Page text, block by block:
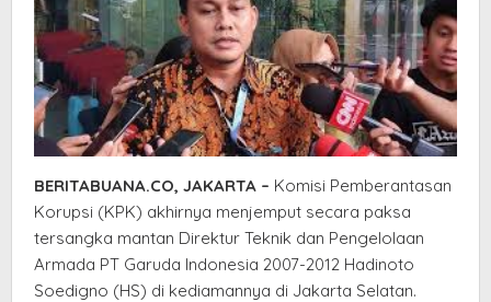
BERITABUANA.CO, JAKARTA – Komisi Pemberantasan
Korupsi (KPK) akhirnya menjemput secara paksa
tersangka mantan Direktur Teknik dan Pengelolaan
Armada PT Garuda Indonesia 2007-2012 Hadinoto
Soedigno (HS) di kediamannya di Jakarta Selatan.